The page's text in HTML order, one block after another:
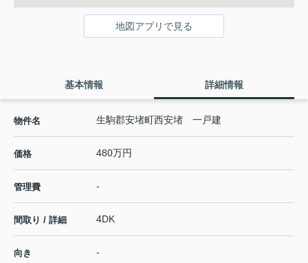
地図アプリで見る
基本情報 詳細情報
物件名 生駒郡安堵町西安堵 一戸建
価格 480万円
管理費 -
間取り / 詳細 4DK
向き -